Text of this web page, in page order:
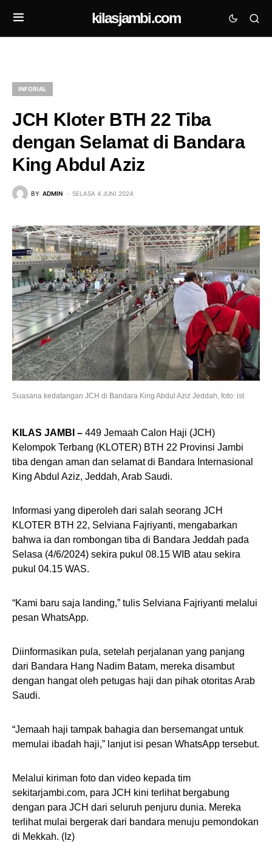
kilasjambi.com
INFORIAL
JCH Kloter BTH 22 Tiba
dengan Selamat di Bandara
King Abdul Aziz
BY ADMIN SELASA 4 JUNI 2024
Suasana kedatangan JCH di Bandara King Abdul Aziz Jeddah, foto: ist
KILAS JAMBI – 449 Jemaah Calon Haji (JCH)
Kelompok Terbang (KLOTER) BTH 22 Provinsi Jambi
tiba dengan aman dan selamat di Bandara Internasional
King Abdul Aziz, Jeddah, Arab Saudi.
Informasi yang diperoleh dari salah seorang JCH
KLOTER BTH 22, Selviana Fajriyanti, mengabarkan
bahwa ia dan rombongan tiba di Bandara Jeddah pada
Selasa (4/6/2024) sekira pukul 08.15 WIB atau sekira
pukul 04.15 WAS.
“Kami baru saja landing,” tulis Selviana Fajriyanti melalui
pesan WhatsApp.
Diinformasikan pula, setelah perjalanan yang panjang
dari Bandara Hang Nadim Batam, mereka disambut
dengan hangat oleh petugas haji dan pihak otoritas Arab
Saudi.
“Jemaah haji tampak bahagia dan bersemangat untuk
memulai ibadah haji,” lanjut isi pesan WhatsApp tersebut.
Melalui kiriman foto dan video kepada tim
sekitarjambi.com, para JCH kini terlihat bergabung
dengan para JCH dari seluruh penjuru dunia. Mereka
terlihat mulai bergerak dari bandara menuju pemondokan
di Mekkah. (Iz)